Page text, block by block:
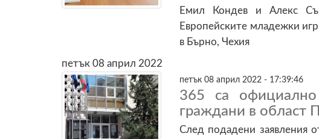
Емил Кондев и Алекс
Европейските младежки
в Бърно, Чехия
петък 08 април 2022
петък 08 април 2022 - 17:39:46
365 са официално
граждани в област
След подадени заявления